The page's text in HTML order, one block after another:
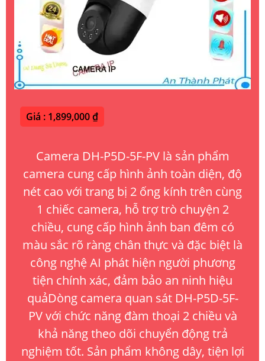
Giá : 1,899,000 ₫
Camera DH-P5D-5F-PV là sản phẩm
camera cung cấp hình ảnh toàn diện, độ
nét cao với trang bị 2 ống kính trên cùng
1 chiếc camera, hỗ trợ trò chuyện 2
chiều, cung cấp hình ảnh ban đêm có
màu sắc rõ ràng chân thực và đặc biệt là
công nghệ AI phát hiện người phương
tiện chính xác, đảm bảo an ninh hiệu
quảDòng camera quan sát DH-P5D-5F-
PV với chức năng đàm thoại 2 chiều và
khả năng theo dõi chuyển động trả
nghiệm tốt. Sản phẩm không dây, tiện lợi